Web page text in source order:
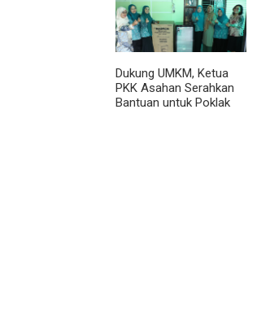
Dukung UMKM, Ketua
PKK Asahan Serahkan
Bantuan untuk Poklak